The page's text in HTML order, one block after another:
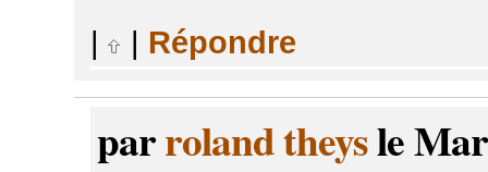
|
| Répondre
parroland theysle